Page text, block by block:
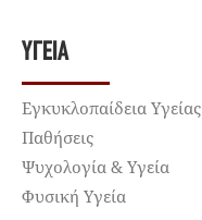
ΥΓΕΊΑ
Εγκυκλοπαίδεια Υγείας
Παθήσεις
Ψυχολογία & Υγεία
Φυσική Υγεία